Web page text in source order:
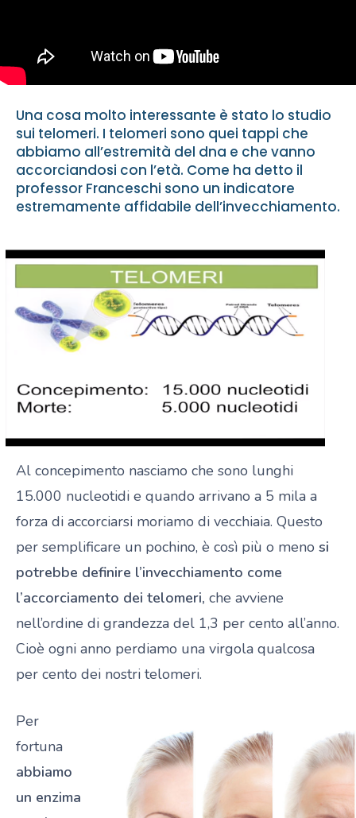
Una cosa molto interessante è stato lo studio
sui telomeri. I telomeri sono quei tappi che
abbiamo all’estremità del dna e che vanno
accorciandosi con l’età. Come ha detto il
professor Franceschi sono un indicatore
estremamente affidabile dell’invecchiamento.
Al concepimento nasciamo che sono lunghi
15.000 nucleotidi e quando arrivano a 5 mila a
forza di accorciarsi moriamo di vecchiaia. Questo
per semplificare un pochino, è così più o meno si
potrebbe definire l’invecchiamento come
l’accorciamento dei telomeri, che avviene
nell’ordine di grandezza del 1,3 per cento all’anno.
Cioè ogni anno perdiamo una virgola qualcosa
per cento dei nostri telomeri.
Per
fortuna
abbiamo
un enzima